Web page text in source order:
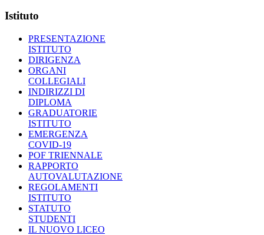
Istituto
PRESENTAZIONE
ISTITUTO
DIRIGENZA
ORGANI
COLLEGIALI
INDIRIZZI DI
DIPLOMA
GRADUATORIE
ISTITUTO
EMERGENZA
COVID-19
POF TRIENNALE
RAPPORTO
AUTOVALUTAZIONE
REGOLAMENTI
ISTITUTO
STATUTO
STUDENTI
IL NUOVO LICEO